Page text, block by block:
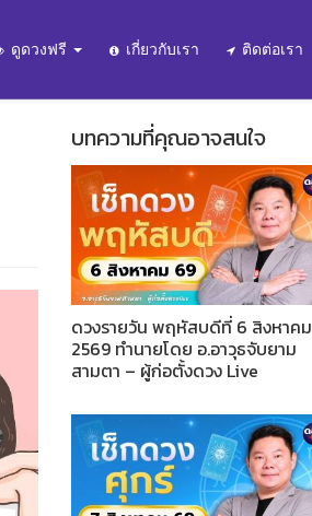
ดูดวงฟรี เกี่ยวกับเรา ติดต่อเรา
บทความที่คุณอาจสนใจ
ดวงรายวัน พฤหัสบดีที่ 6 สิงหาคม
2569 ทำนายโดย อ.อาวุธจับยาม
สามตา – ผู้ก่อตั้งดวง Live